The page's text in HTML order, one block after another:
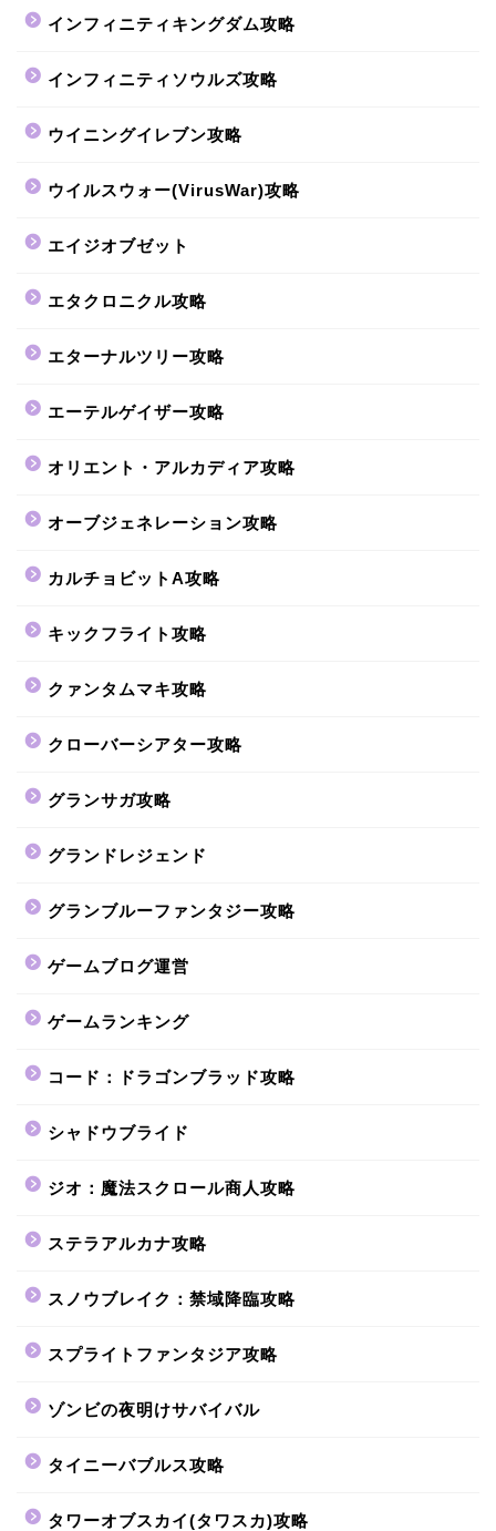
インフィニティキングダム攻略
インフィニティソウルズ攻略
ウイニングイレブン攻略
ウイルスウォー(VirusWar)攻略
エイジオブゼット
エタクロニクル攻略
エターナルツリー攻略
エーテルゲイザー攻略
オリエント・アルカディア攻略
オーブジェネレーション攻略
カルチョビットA攻略
キックフライト攻略
クァンタムマキ攻略
クローバーシアター攻略
グランサガ攻略
グランドレジェンド
グランブルーファンタジー攻略
ゲームブログ運営
ゲームランキング
コード：ドラゴンブラッド攻略
シャドウブライド
ジオ：魔法スクロール商人攻略
ステラアルカナ攻略
スノウブレイク：禁域降臨攻略
スプライトファンタジア攻略
ゾンビの夜明けサバイバル
タイニーバブルス攻略
タワーオブスカイ(タワスカ)攻略